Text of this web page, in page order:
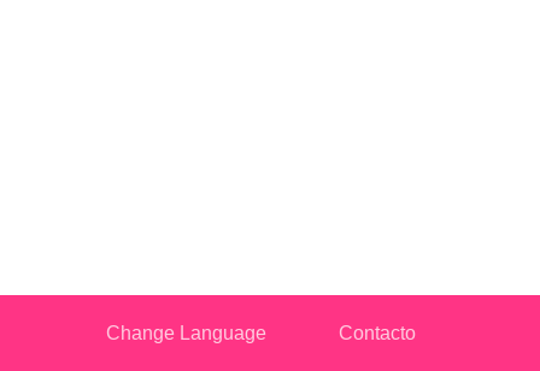
Change Language Contacto